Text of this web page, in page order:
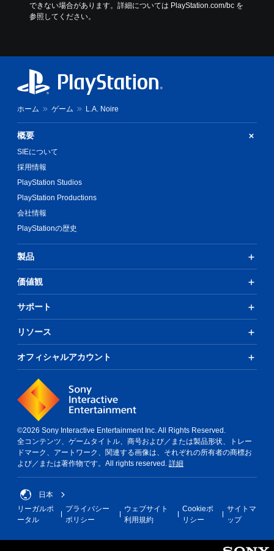
できない場合があります。詳細については PlayStation.com/bc を
参照してください。
ホーム ゲーム L.A. Noire
概要
SIEについて
採用情報
PlayStation Studios
PlayStation Productions
会社情報
PlayStationの歴史
製品
価値観
サポート
リソース
オフィシャルアカウント
©2026 Sony Interactive Entertainment Inc. All Rights Reserved.
全コンテンツ、ゲームタイトル、商号および／または製品形状、トレー
ドマーク、アートワーク、関連する画像は、それぞれの所有者の商標お
よび／または著作物です。All rights reserved. 詳細
日本
リーガルポ
ータル
プライバシー
ポリシー
ウェブサイト
利用規約
Cookieポ
リシー
サイトマ
ップ